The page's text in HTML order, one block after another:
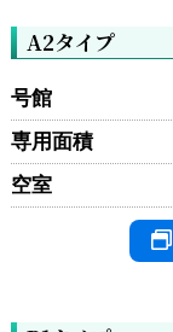
A2タイプ
号館
専用面積
空室